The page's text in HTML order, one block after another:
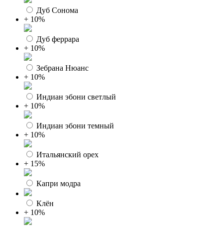
Дуб Сонома
+ 10%
Дуб феррара
+ 10%
Зебрана Нюанс
+ 10%
Индиан эбони светлый
+ 10%
Индиан эбони темный
+ 10%
Итальянский орех
+ 15%
Капри модра
Клён
+ 10%